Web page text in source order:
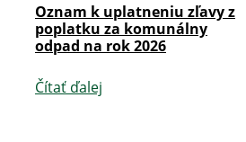
Oznam k uplatneniu zľavy z
poplatku za komunálny
odpad na rok 2026
Čítať ďalej